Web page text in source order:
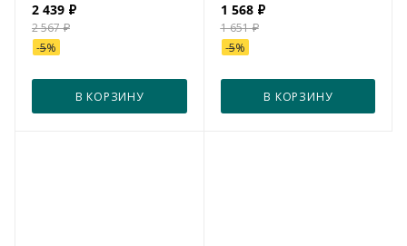
2 439 ₽
2 567₽
-5%
В КОРЗИНУ
1 568₽
1 651₽
-5%
В КОРЗИНУ